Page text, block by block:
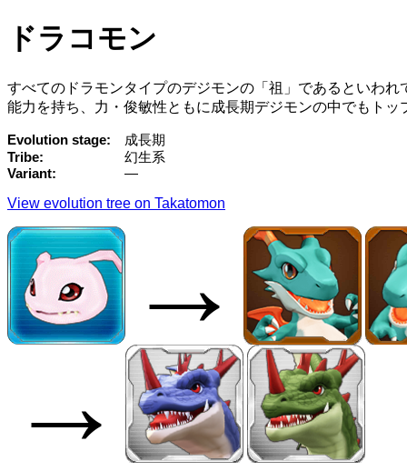
ドラコモン
すべてのドラモンタイプのデジモンの「祖」であるといわ
能力を持ち、力・俊敏性ともに成長期デジモンの中でもトッ
Evolution stage
成長期
Tribe
幻生系
Variant
—
View evolution tree on Takatomon
→
→